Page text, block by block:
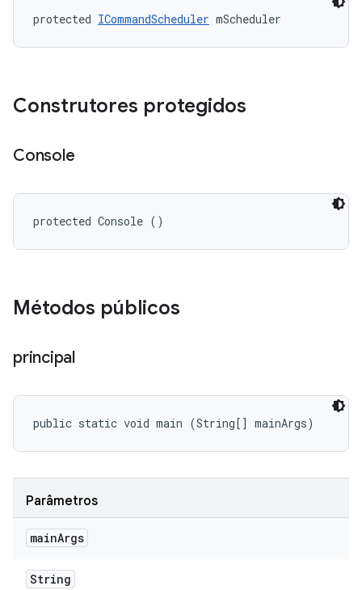
protected ICommandScheduler mScheduler
Construtores protegidos
Console
protected Console ()
Métodos públicos
principal
public static void main (String[] mainArgs)
Parâmetros
mainArgs
String